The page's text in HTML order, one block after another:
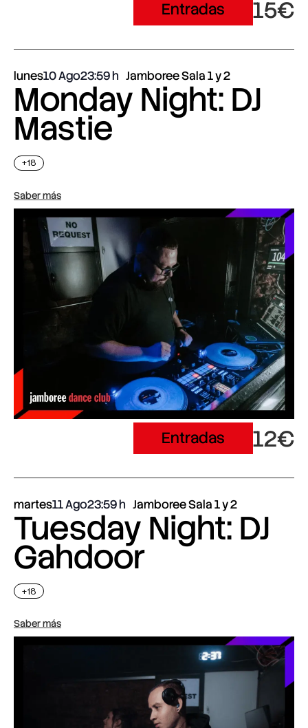
Entradas 15€
lunes10 Ago23:59 Jamboree Sala 1 y 2
Monday Night: DJ
Mastie
+18
Saber más
Entradas 12€
martes11 Ago23:59 Jamboree Sala 1 y 2
Tuesday Night: DJ
Gahdoor
+18
Saber más